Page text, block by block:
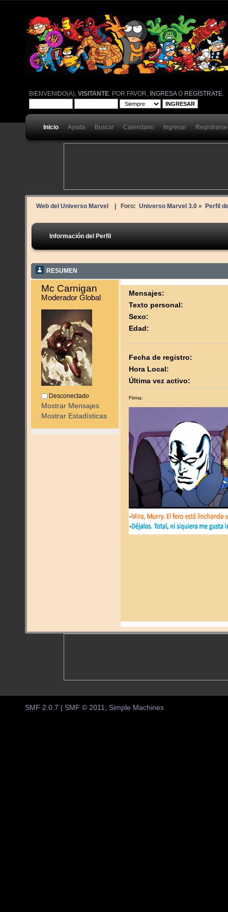
BIENVENIDO(A),VISITANTE . POR FAVOR, INGRESAO REGÍSTRATE
Inicio Ayuda Buscar Calendario Ingresar Registrarse
Web del Universo Marvel | Foro: Universo Marvel 3.0» Perfil
Información del Perfil
RESUMEN
Mc Carnigan
Moderador Global
Desconectado
Mostrar Mensajes
Mostrar Estadísticas
Mensajes:
Texto personal:
Sexo:
Edad:
Fecha de registro:
Hora Local:
Última vez activo:
Firma:
SMF 2.0.7 SMF © 2011, Simple Machines